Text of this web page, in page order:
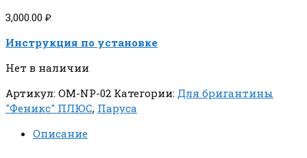
3,000.00 ₽
Инструкция по установке
Нет в наличии
Артикул: OM-NP-02 Категории: Для бригантины
"Феникс" ПЛЮС, Паруса
Описание